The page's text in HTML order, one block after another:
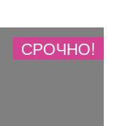
СРОЧНО!